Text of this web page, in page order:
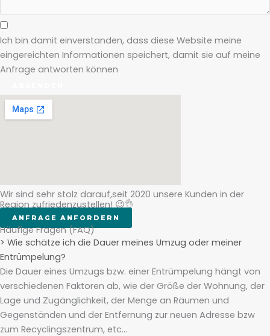
Ich bin damit einverstanden, dass diese Website meine
eingereichten Informationen speichert, damit sie auf meine
Anfrage antworten können
Wir sind sehr stolz darauf,seit 2020 unsere Kunden in der
Region zufriedenzustellen! 😉👌
ANFRAGE ANFORDERN
Häufige Fragen (FAQ)
> Wie schätze ich die Dauer meines Umzug oder meiner
Entrümpelung?
Die Dauer eines Umzugs bzw. einer Entrümpelung hängt von
verschiedenen Faktoren ab, wie der Größe der Wohnung, der
Lage und Zugänglichkeit, der Menge an Räumen und
Gegenständen und der Entfernung zur neuen Adresse bzw
zum Recyclingszentrum, etc…